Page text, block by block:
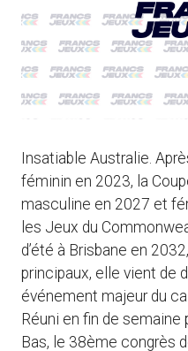
Insatiable Australie.
féminin en 2023, la
masculine en 2027 et
les Jeux du
d’été à Brisbane en
principaux, elle vient de
événement majeur du
Réuni en fin de semaine
Bas, le 38ème congrès